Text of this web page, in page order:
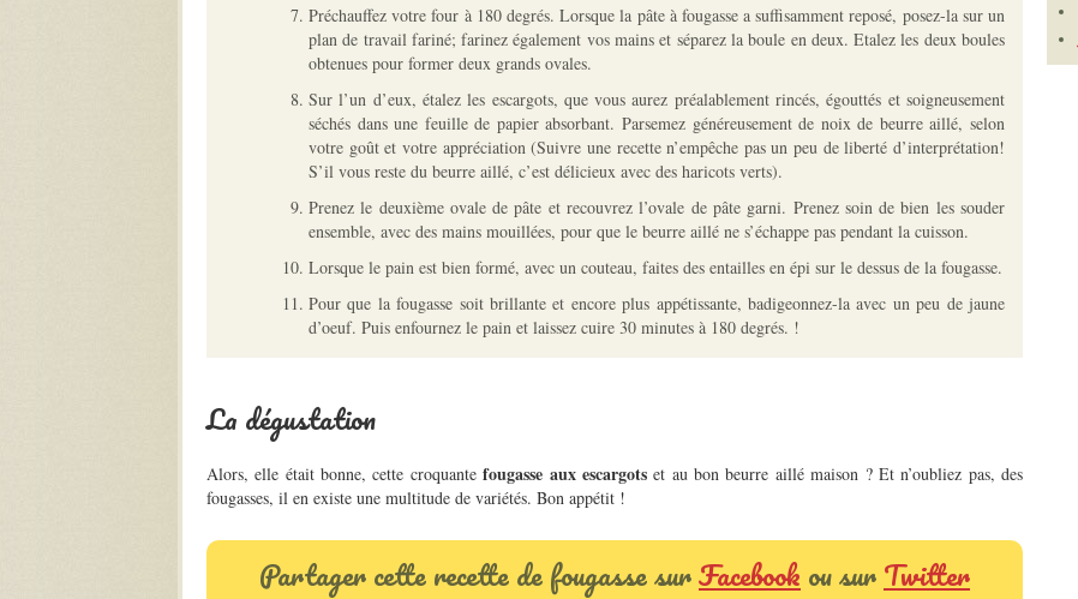
Préchauffez votre four à 180 degrés. Lorsque la pâte à fougasse a suffisamment reposé, posez-la sur un
plan de travail fariné; farinez également vos mains et séparez la boule en deux. Etalez les deux boules
obtenues pour former deux grands ovales.
Sur l’un d’eux, étalez les escargots, que vous aurez préalablement rincés, égouttés et soigneusement
séchés dans une feuille de papier absorbant. Parsemez généreusement de noix de beurre aillé, selon
votre goût et votre appréciation (Suivre une recette n’empêche pas un peu de liberté d’interprétation!
S’il vous reste du beurre aillé, c’est délicieux avec des haricots verts).
Prenez le deuxième ovale de pâte et recouvrez l’ovale de pâte garni. Prenez soin de bien les souder
ensemble, avec des mains mouillées, pour que le beurre aillé ne s’échappe pas pendant la cuisson.
Lorsque le pain est bien formé, avec un couteau, faites des entailles en épi sur le dessus de la fougasse.
Pour que la fougasse soit brillante et encore plus appétissante, badigeonnez-la avec un peu de jaune
d’oeuf. Puis enfournez le pain et laissez cuire 30 minutes à 180 degrés. !
La dégustation
Alors, elle était bonne, cette croquantefougasse aux escargotset au bon beurre aillé maison ? Et n’oubliez pas, des
fougasses, il en existe une multitude de variétés. Bon appétit !
Partager cette recette de fougasse surFacebook ou surTwitter